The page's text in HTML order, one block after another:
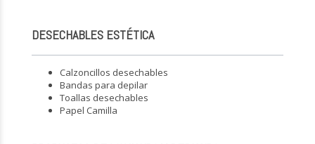
DESECHABLES ESTÉTICA
Calzoncillos desechables
Bandas para depilar
Toallas desechables
Papel Camilla